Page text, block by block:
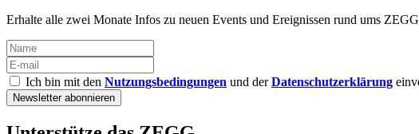
Erhalte alle zwei Monate Infos zu neuen Events und Ereignissen rund ums
Ich bin mit den Nutzungsbedingungen und derDatenschutzerklärung